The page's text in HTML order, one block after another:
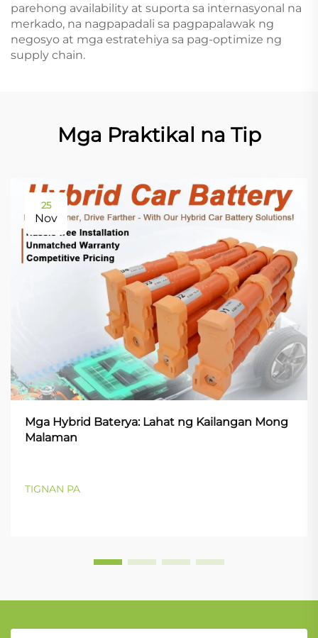
parehong availability at suporta sa internasyonal na
merkado, na nagpapadali sa pagpapalawak ng
negosyo at mga estratehiya sa pag-optimize ng
supply chain.
Mga Praktikal na Tip
25
Nov
Mga Hybrid Baterya: Lahat ng Kailangan Mong
Malaman
TIGNAN PA